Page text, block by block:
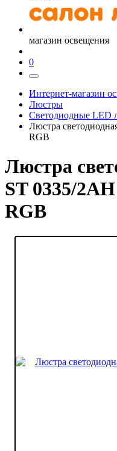
магазин освещения
0
Интернет-магазин
Люстры
Светодиодные LED
Люстра
RGB
Люстра
ST 0335/
RGB